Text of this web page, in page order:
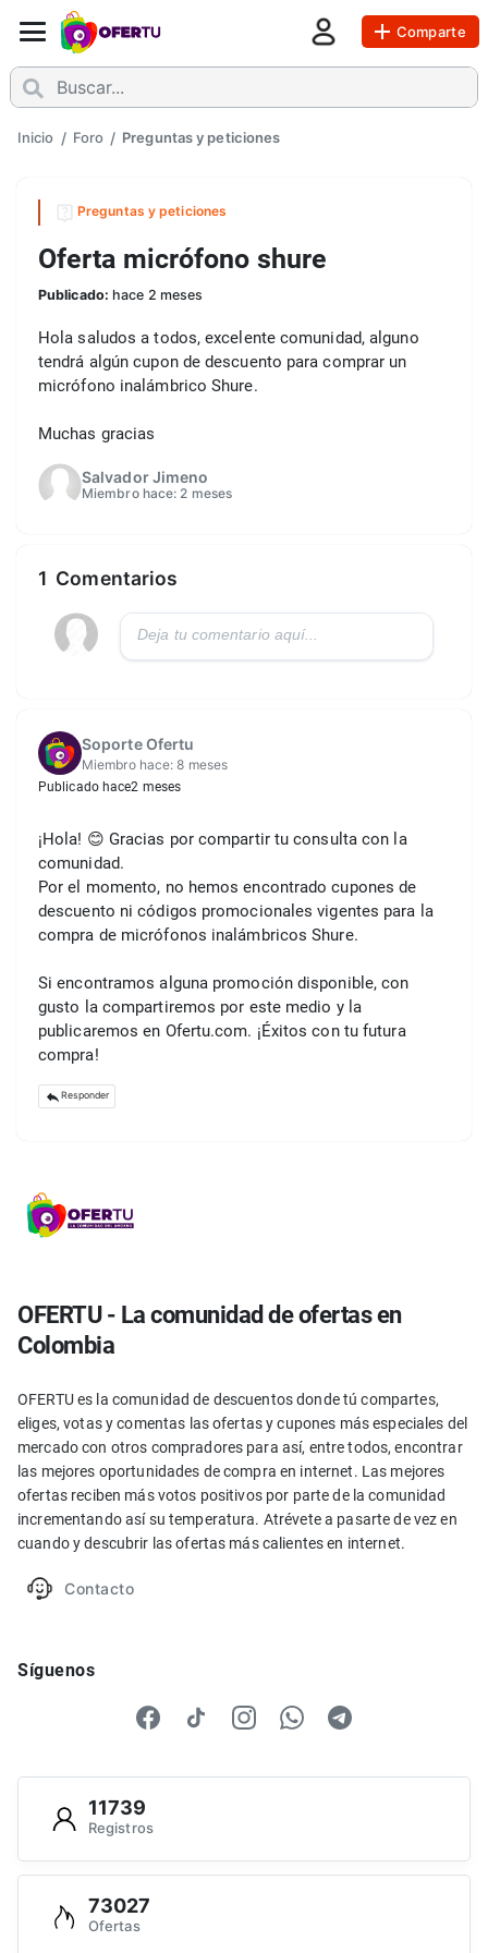
Comparte
Inicio / Foro / Preguntas y peticiones
Preguntas y peticiones
Oferta micrófono shure
Publicado: hace 2 meses
Hola saludos a todos, excelente comunidad, alguno
tendrá algún cupon de descuento para comprar un
micrófono inalámbrico Shure.
Muchas gracias
Salvador Jimeno
Miembro hace:2 meses
1 Comentarios
Soporte Ofertu
Miembro hace:8 meses
Publicado hace2 meses
¡Hola! 😊 Gracias por compartir tu consulta con la
comunidad.
Por el momento, no hemos encontrado cupones de
descuento ni códigos promocionales vigentes para la
compra de micrófonos inalámbricos Shure.
Si encontramos alguna promoción disponible, con
gusto la compartiremos por este medio y la
publicaremos en Ofertu.com. ¡Éxitos con tu futura
compra!
Responder
OFERTU - La comunidad de ofertas en
Colombia
OFERTU es la comunidad de descuentos donde tú compartes,
eliges, votas y comentas las ofertas y cupones más especiales del
mercado con otros compradores para así, entre todos, encontrar
las mejores oportunidades de compra en internet. Las mejores
ofertas reciben más votos positivos por parte de la comunidad
incrementando así su temperatura. Atrévete a pasarte de vez en
cuando y descubrir las ofertas más calientes en internet.
Contacto
Síguenos
11739
Registros
73027
Ofertas